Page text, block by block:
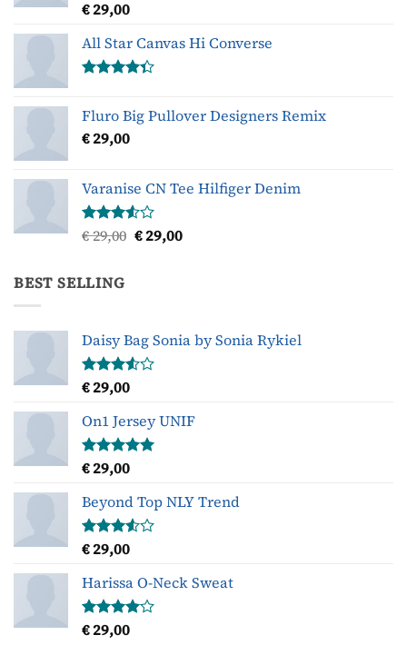
Gewaardeerd
uit
5
€29,00
All Star Canvas Hi Converse
Fluro Big Pullover Designers Remix
€29,00
Varanise CN Tee Hilfiger Denim
Gewaardeerd
uit
€29,00 Oorspronkelijke
€29,00Huidige
BEST SELLING
Daisy Bag Sonia by Sonia Rykiel
Gewaardeerd
uit
5
€29,00
On1 Jersey UNIF
Gewaardeerd
uit 5
€29,00
Beyond Top NLY Trend
Gewaardeerd
uit
5
€29,00
Harissa O-Neck Sweat
Gewaardeerd
uit
€29,00